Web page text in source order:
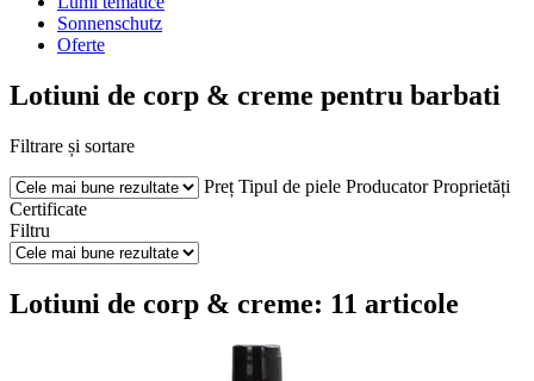
Sonnenschutz
Oferte
Lotiuni de corp & creme pentru barbati
Filtrare și sortare
Preț Tipul de piele Producator Proprietăți
Certificate
Filtru
Lotiuni de corp & creme: 11 articole